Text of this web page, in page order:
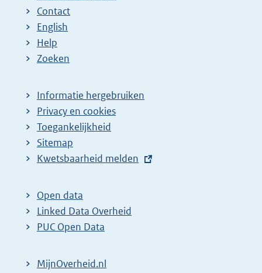
Contact
English
Help
Zoeken
Informatie hergebruiken
Privacy en cookies
Toegankelijkheid
Sitemap
E
t
e
r
l
Kwetsbaarheid melden
Open data
Linked Data Overheid
PUC Open Data
MijnOverheid.nl